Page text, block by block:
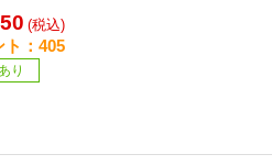
(税込)
ト：405
り